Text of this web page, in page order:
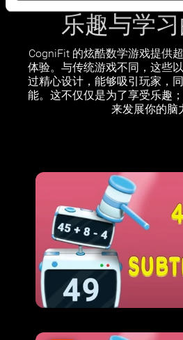
乐趣与学
CogniFit 的炫酷数学游戏提供
体验。与传统游戏不同，这些
过精心设计，能够吸引玩家，
能。这不仅仅是为了享受乐趣
来发展你的脑